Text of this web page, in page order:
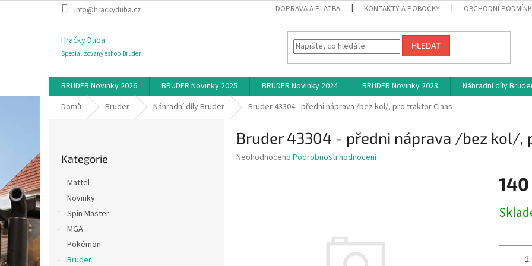
na
info@hrackyduba.cz DOPRAVA A PLATBA KONTAKTY A POBOČKY OBCHODNÍ
Hračky Duba
Specializovaný eshop Bruder
HLEDAT
BRUDER Novinky 2026 BRUDER Novinky 2025 BRUDER Novinky 2024 BRUDER Novinky 2023 Náhradní díly
Domů
Bruder Náhradní díly Bruder Bruder 43304 - předni náprava /bez kol/, pro traktor Claas
kategorie
Kategorie
Mattel
Novinky
Spin Master
MGA
Pokémon
Bruder
Bruder 43304 - předni náprava /bez kol/,
Průměrné
Neohodnoceno Podrobnosti hodnocení
140
cena: